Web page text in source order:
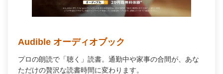
Audible オーディオブック
プロの朗読で「聴く」読書。通勤中や家事の合間が、あな
ただけの贅沢な読書時間に変わります。